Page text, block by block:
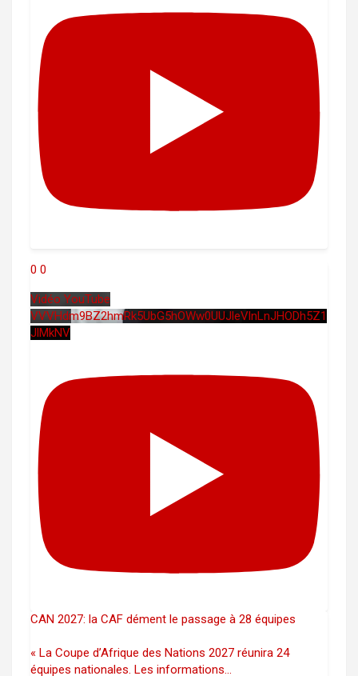
0 0
Vidéo YouTube
VVVHdm9BZ2hmRk5UbG5hOWw0UUJleVlnLnJHODh5Z1
JlMkNV
CAN 2027: la CAF dément le passage à 28 équipes
« La Coupe d’Afrique des Nations 2027 réunira 24
équipes nationales. Les informations...